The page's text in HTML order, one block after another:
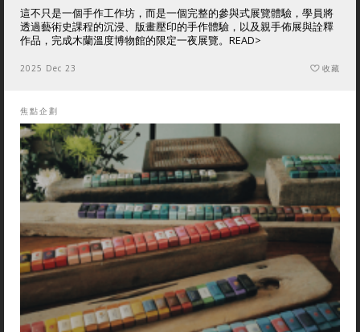
這不只是一個手作工作坊，而是一個完整的參與式展覽體驗，學員將
透過藝術史課程的沉浸、版畫壓印的手作體驗，以及親手佈展與詮釋
作品，完成木蘭溫度博物館的限定一夜展覽。 READ>
2025 Dec 23 收藏
焦點企劃